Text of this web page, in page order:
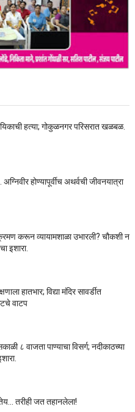
हत्या; गोकुळनगर परिसरात खळबळ.
होण्यापूर्वीच अथर्वची जीवनयात्रा
करून व्यायामशाळा उभारली? चौकशी न
इशारा.
हातभार; विद्या मंदिर सावर्डीत
वाटप
८ वाजता पाण्याचा विसर्ग; नदीकाठच्या
तरीही जत तहानलेला!